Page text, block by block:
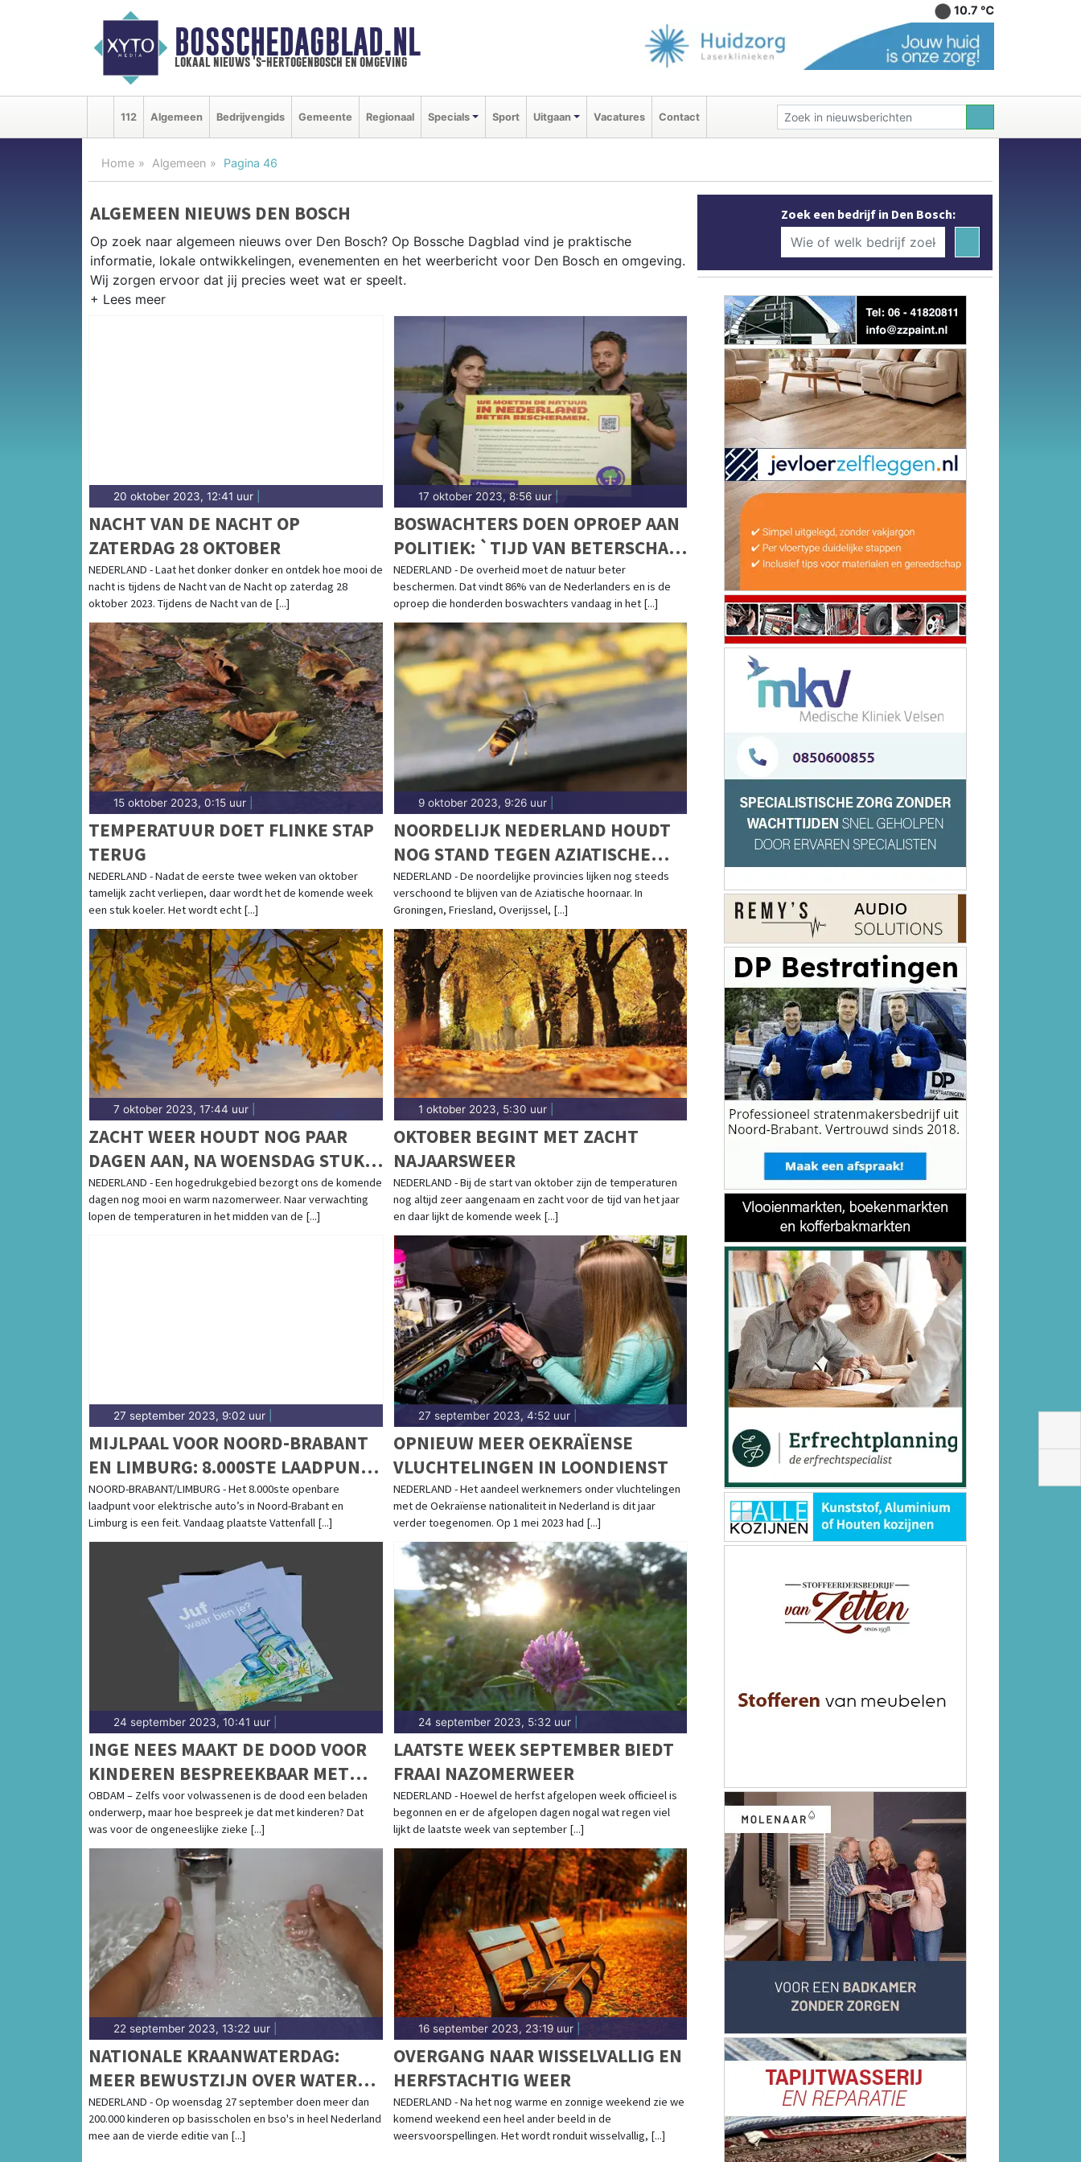
BOSSCHEDAGBLAD.NL
lokaal nieuws 's-hertogenbosch en omgeving
10.7 ℃
112 Algemeen Bedrijvengids Gemeente Regionaal Specials Sport Uitgaan Vacatures Contact
Home Algemeen Pagina 46
ALGEMEEN NIEUWS DEN BOSCH
Op zoek naar algemeen nieuws over Den Bosch? Op Bossche Dagblad vind je praktische
informatie, lokale ontwikkelingen, evenementen en het weerbericht voor Den Bosch en omgeving.
Wij zorgen ervoor dat jij precies weet wat er speelt.
PRAKTISCHE INFORMATIE DEN BOSCH
Van werkzaamheden op de A2 en de Rondweg tot evenementen als carnaval, de Koningsoptocht
20 oktober 2023, 12:41 uur
NACHT VAN DE NACHT OP
ZATERDAG 28 OKTOBER
NEDERLAND - Laat het donker donker en ontdek hoe mooi de
nacht is tijdens de Nacht van de Nacht op zaterdag 28
oktober 2023. Tijdens de Nacht van de [...]
17 oktober 2023, 8:56 uur|
BOSWACHTERS DOEN OPROEP AAN
POLITIEK: `TIJD VAN BETERSCHAP
BELÓVEN IS VOORBIJ`
NEDERLAND - De overheid moet de natuur beter
beschermen. Dat vindt 86% van de Nederlanders en is de
oproep die honderden boswachters vandaag in het [...]
15 oktober 2023, 0:15 uur
TEMPERATUUR DOET FLINKE STAP
TERUG
NEDERLAND - Nadat de eerste twee weken van oktober
tamelijk zacht verliepen, daar wordt het de komende week
een stuk koeler. Het wordt echt [...]
9 oktober 2023, 9:26 uur|
NOORDELIJK NEDERLAND HOUDT
NOG STAND TEGEN AZIATISCHE
HOORNAAR
NEDERLAND - De noordelijke provincies lijken nog steeds
verschoond te blijven van de Aziatische hoornaar. In
Groningen, Friesland, Overijssel, [...]
7 oktober 2023, 17:44 uur
ZACHT WEER HOUDT NOG PAAR
DAGEN AAN, NA WOENSDAG STUK
KOELER
NEDERLAND - Een hogedrukgebied bezorgt ons de komende
dagen nog mooi en warm nazomerweer. Naar verwachting
lopen de temperaturen in het midden van de [...]
1 oktober 2023, 5:30 uur|
OKTOBER BEGINT MET ZACHT
NAJAARSWEER
NEDERLAND - Bij de start van oktober zijn de temperaturen
nog altijd zeer aangenaam en zacht voor de tijd van het jaar
en daar lijkt de komende week [...]
27 september 2023, 9:02 uur
MIJLPAAL VOOR NOORD-BRABANT
EN LIMBURG: 8.000STE LAADPUNT
VOOR ELEKTRISCHE AUTO’S
GEPLAATST
NOORD-BRABANT/LIMBURG - Het 8.000ste openbare
laadpunt voor elektrische auto’s in Noord-Brabant en
Limburg is een feit. Vandaag plaatste Vattenfall [...]
27 september 2023, 4:52 uur|
OPNIEUW MEER OEKRAÏENSE
VLUCHTELINGEN IN LOONDIENST
NEDERLAND - Het aandeel werknemers onder vluchtelingen
met de Oekraïense nationaliteit in Nederland is dit jaar
verder toegenomen. Op 1 mei 2023 had [...]
24 september 2023, 10:41 uur
INGE NEES MAAKT DE DOOD VOOR
KINDEREN BESPREEKBAAR MET
EIGEN AFSCHEIDSBOEK
OBDAM – Zelfs voor volwassenen is de dood een beladen
onderwerp, maar hoe bespreek je dat met kinderen? Dat
was voor de ongeneeslijke zieke [...]
24 september 2023, 5:32 uur|
LAATSTE WEEK SEPTEMBER BIEDT
FRAAI NAZOMERWEER
NEDERLAND - Hoewel de herfst afgelopen week officieel is
begonnen en er de afgelopen dagen nogal wat regen viel
lijkt de laatste week van september [...]
22 september 2023, 13:22 uur
NATIONALE KRAANWATERDAG:
MEER BEWUSTZIJN OVER WATER
NODIG OM WATERGEBRUIK TE
VERLAGEN
NEDERLAND - Op woensdag 27 september doen meer dan
200.000 kinderen op basisscholen en bso's in heel Nederland
mee aan de vierde editie van [...]
16 september 2023, 23:19 uur|
OVERGANG NAAR WISSELVALLIG EN
HERFSTACHTIG WEER
NEDERLAND - Na het nog warme en zonnige weekend zie we
komend weekend een heel ander beeld in de
weersvoorspellingen. Het wordt ronduit wisselvallig, [...]
Zoek een bedrijf in Den Bosch: